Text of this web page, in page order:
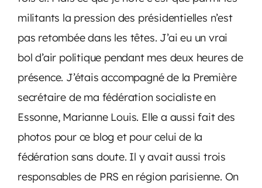
militants la pression des présidentielles n’est
pas retombée dans les têtes. J’ai eu un vrai
bol d’air politique pendant mes deux heures de
présence. J’étais accompagné de la Première
secrétaire de ma fédération socialiste en
Essonne, Marianne Louis. Elle a aussi fait des
photos pour ce blog et pour celui de la
fédération sans doute. Il y avait aussi trois
responsables de PRS en région parisienne. On